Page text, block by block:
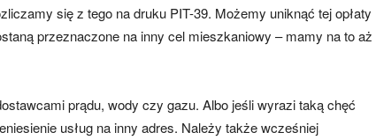
się z tego na druku PIT-39. Możemy uniknąć tej opłaty
przeznaczone na inny cel mieszkaniowy – mamy na to aż
prądu, wody czy gazu. Albo jeśli wyrazi taką chęć
usług na inny adres. Należy także wcześniej